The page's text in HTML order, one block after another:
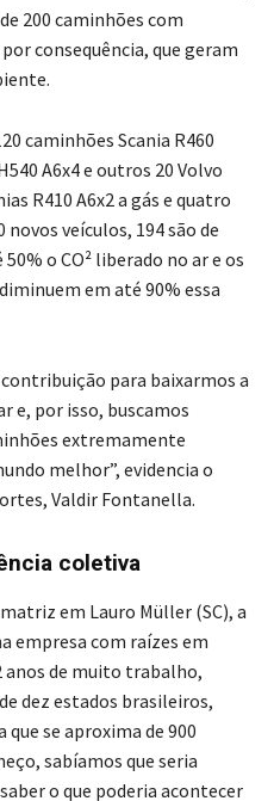
200 caminhões com
consequência, que geram
caminhões Scania R460
A6x4 e outros 20 Volvo
R410 A6x2 a gás e quatro
novos veículos, 194 são de
o CO² liberado no ar e os
em até 90% essa
para baixarmos a
e, por isso, buscamos
extremamente
melhor”, evidencia o
Valdir Fontanella.
coletiva
em Lauro Müller (SC), a
empresa com raízes em
de muito trabalho,
dez estados brasileiros,
se aproxima de 900
sabíamos que seria
o que poderia acontecer